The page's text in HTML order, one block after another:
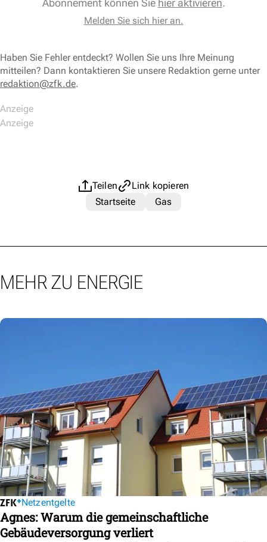
Abonnement können Sie hier aktivieren.
Melden Sie sich hier an.
Haben Sie Fehler entdeckt? Wollen Sie uns Ihre Meinung
mitteilen? Dann kontaktieren Sie unsere Redaktion gerne unter
redaktion@zfk.de.
Teilen
Link kopieren
Startseite
Gas
MEHR ZU ENERGIE
Netzentgelte
Agnes: Warum die gemeinschaftliche
Gebäudeversorgung verliert